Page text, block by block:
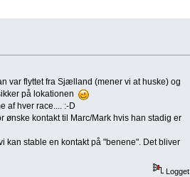
var flyttet fra Sjælland (mener vi at huske) og
på lokationen
af hver race.... :-D
ønske kontakt til Marc/Mark hvis han stadig er
kan stable en kontakt på "benene". Det bliver
Logget